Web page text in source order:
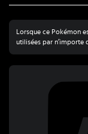
Lorsque ce Pokémon
utilisées par n’importe